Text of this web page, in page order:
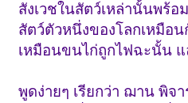
สังเวชในสัตว์เหล่านั้นพร้อ
สัตว์ตัวหนึ่งของโลกเหมือ
เหมือนขนไก่ถูกไฟฉะนั้น แ
พูดง่ายๆ เรียกว่า ฌาน พิจ